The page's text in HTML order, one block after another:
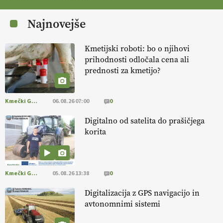
varnost,
okolje in kakovost življenja. VEČ
https://t.co/K0USFPJ5fJ @EUAgri #IMCAP #CAP
https://t.co/vcHhoOixHy
14.07.2026
[EKOloško = LOGIČNO ]
Danes ni pomembna le količina hrane,
ampak tudi način njene pridelave
@EUAgri #imcap #cap #blog https://t.co/2sllAmcKwG
[EKOloško = LOGIČNO
prilagojene sorte
so temelj uspešne ekološke pridelave.
https://t.co/OQSsax7l8V @EUAgri #IMCAP #CAP
https://t.co/PAL0zlhVia
[EKOloško = LOGIČNO
Najnovejše
Kmetijski roboti: bo o njihovi
prihodnosti odločala cena ali
prednosti za kmetijo?
Kmečki Glas 06.08.26 07:00 0
Digitalno od satelita do prašičjega
korita
Kmečki Glas 05.08.26 13:38 0
Digitalizacija z GPS navigacijo in
avtonomnimi sistemi